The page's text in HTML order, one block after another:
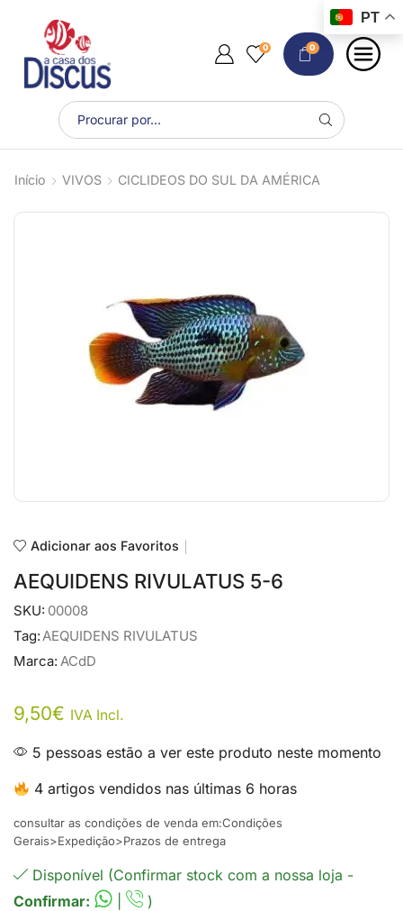
0 0
Início VIVOS CICLIDEOS DO SUL DA AMÉRICA
Adicionar aos Favoritos
AEQUIDENS RIVULATUS 5-6
SKU: 00008
Tag:AEQUIDENS RIVULATUS
Marca: ACdD
9,50€ IVA Incl.
5 pessoas estão a ver este produto neste momento
4 artigos vendidos nas últimas 6 horas
consultar as condições de venda em:Condições
Gerais>Expedição>Prazos de entrega
Disponível (Confirmar stock com a nossa loja -
Confirmar:
)
PT